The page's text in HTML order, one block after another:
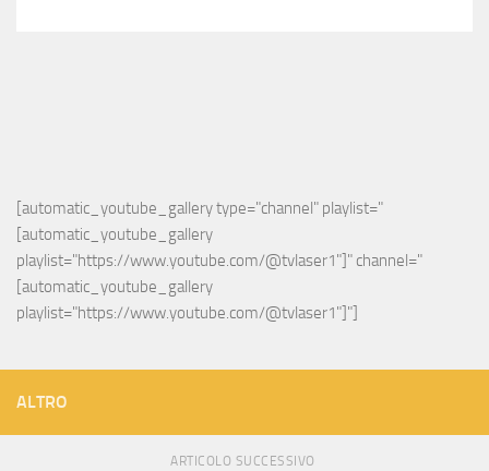
[automatic_youtube_gallery type="channel" playlist="
[automatic_youtube_gallery
playlist="https://www.youtube.com/@tvlaser1"]" channel="
[automatic_youtube_gallery
playlist="https://www.youtube.com/@tvlaser1"]"]
ALTRO
ARTICOLO SUCCESSIVO